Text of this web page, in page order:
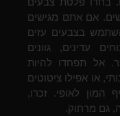
אם אתם מגישים
בצבעים עזים
עדינים, גוונים
אל תפחדו להיות
או אפילו ציטוטים
המון לאופי. זכרו,
גם מרחוק.